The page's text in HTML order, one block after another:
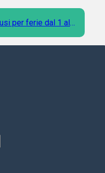
per ferie dal 1 al 9